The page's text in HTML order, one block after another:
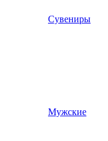
Сувениры
Мужские